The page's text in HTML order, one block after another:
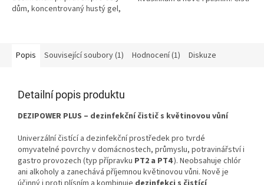
dům, koncentrovaný hustý gel,
Popis Související soubory (1) Hodnocení (1) Diskuze
Detailní popis produktu
DEZIPOWER PLUS – dezinfekční čistič s květinovou vůní
Univerzální čistící a dezinfekční prostředek pro tvrdé
omyvatelné povrchy v domácnostech, průmyslu, potravinářství i
gastro provozech (typ přípravku PT2 a PT4). Neobsahuje chlór
ani alkoholy a zanechává příjemnou květinovou vůni. Nově je